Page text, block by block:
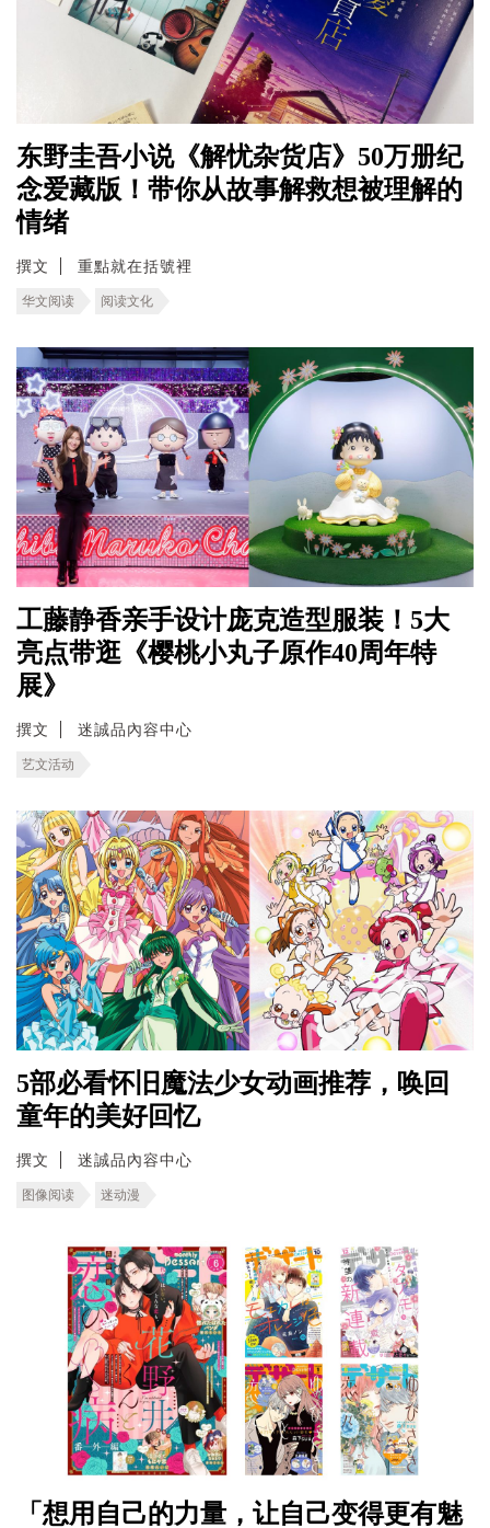
东野圭吾小说《解忧杂货店》50万册纪
念爱藏版！带你从故事解救想被理解的
情绪
撰文 重點就在括號裡
华文阅读 阅读文化
工藤静香亲手设计庞克造型服装！5大
亮点带逛《樱桃小丸子原作40周年特
展》
撰文 迷誠品內容中心
艺文活动
5部必看怀旧魔法少女动画推荐，唤回
童年的美好回忆
撰文 迷誠品內容中心
图像阅读 迷动漫
「想用自己的力量，让自己变得更有魅